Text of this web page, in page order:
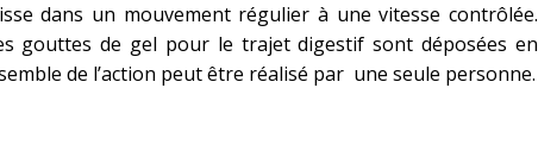
dans un mouvement régulier à une vitesse contrôlée.
gouttes de gel pour le trajet digestif sont déposées en
de l’action peut être réalisé par une seule personne.